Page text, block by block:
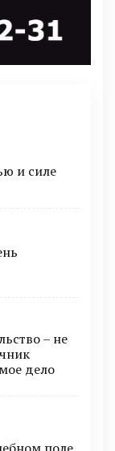
и силе
– не
дело